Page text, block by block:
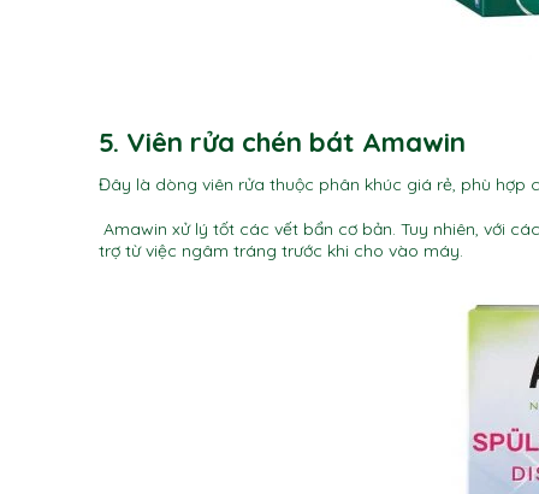
5. Viên rửa chén bát Amawin
Đây là dòng viên rửa thuộc phân khúc giá rẻ, phù hợp
Amawin xử lý tốt các vết bẩn cơ bản. Tuy nhiên, với
trợ từ việc ngâm tráng trước khi cho vào máy.